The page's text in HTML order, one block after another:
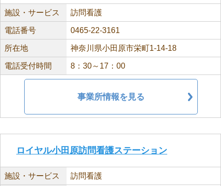
施設・サービス 訪問看護
電話番号 0465-22-3161
所在地 神奈川県小田原市栄町1-14-18
電話受付時間 8：30～17：00
事業所情報を見る
ロイヤル小田原訪問看護ステーション
施設・サービス 訪問看護